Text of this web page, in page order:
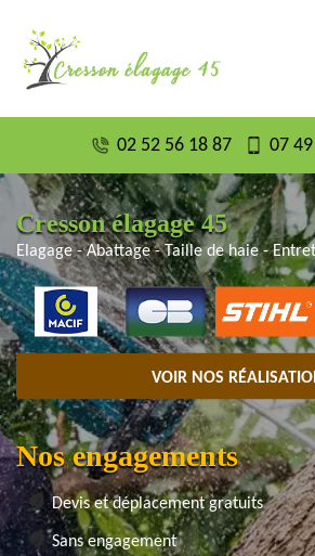
02 52 56 18 87 07
Cresson élagage 45
Elagage - Abattage - Taille de haie -
VOIR NOS
Nos engagements
Devis et déplacement gratuits
Sans engagement